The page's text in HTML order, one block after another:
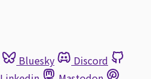
Bluesky
Discord